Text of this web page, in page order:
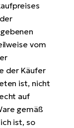
vom
der Käufer
ist, nicht
auf
gemäß
ist, so